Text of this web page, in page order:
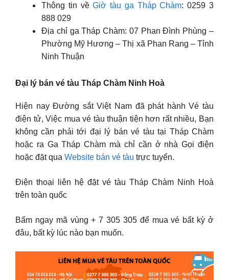
Thông tin vềGiờ tàu ga Tháp Chàm: 0259 3
888 029
Địa chỉ ga Tháp Chàm: 07 Phan Đình Phùng –
Phường Mỹ Hương – Thị xã Phan Rang – Tỉnh
Ninh Thuận
Đại lý bán vé tàu Tháp Chàm Ninh Hoà
Hiện nay Đường sắt Việt Nam đã phát hành Vé tàu
điện tử, Việc mua vé tàu thuận tiện hơn rất nhiều, Bạn
không cần phải tới đại lý bán vé tàu tại Tháp Chàm
hoặc ra Ga Tháp Chàm mà chỉ cần ở nhà Gọi điện
hoặc đặt qua Website bán vé tàu trực tuyến.
Điện thoại liên hệ đặt vé tàu Tháp Chàm Ninh Hoà
trên toàn quốc
Bấm ngay mã vùng + 7 305 305 để mua vé bất kỳ ở
đâu, bất kỳ lúc nào bạn muốn.